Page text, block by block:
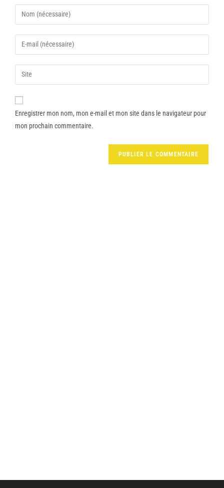
Enregistrer mon nom, mon e-mail et mon site dans le navigateur pour
mon prochain commentaire.